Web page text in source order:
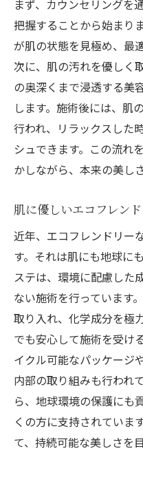
まず、カウンセリングを
把握することから始まり
が肌の状態を見極め、最
次に、肌の汚れを優しく
の奥深くまで浸透する美
します。施術後には、肌
行われ、リラックスした
シュできます。この流れ
かしながら、本来の美し
肌に優しいエコフレン
近年、エコフレンドリー
す。それは肌にも地球に
ステは、環境に配慮した
ない施術を行っています
取り入れ、化学成分を極
でも安心して施術を受け
イクル可能なパッケージ
内部の取り組みも行われ
ら、地球環境の保護にも
くの方に支持されていま
て、持続可能な美しさを